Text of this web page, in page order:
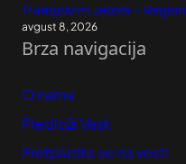
Trampovim zetom – Region
avgust 8, 2026
Brza navigacija
O nama
Predloži Vest
Pretplatite se na vesti